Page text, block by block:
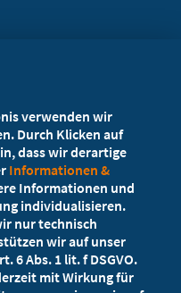
Mitgliedschaft
verwenden wir
Durch Klicken auf
dass wir derartige
Informationen &
Informationen und
individualisieren.
nur technisch
wir auf unser
6 Abs. 1 lit. f DSGVO.
mit Wirkung für